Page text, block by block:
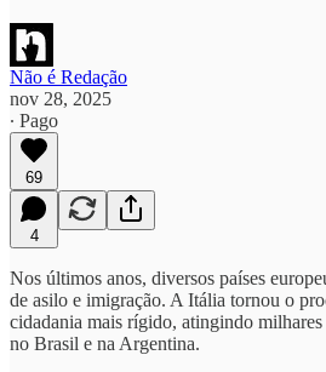
Não é Redação
nov 28, 2025
∙ Pago
69
4
Nos últimos anos, diversos países
de asilo e imigração. A Itália tornou o
cidadania mais rígido, atingindo milhares
no Brasil e na Argentina.